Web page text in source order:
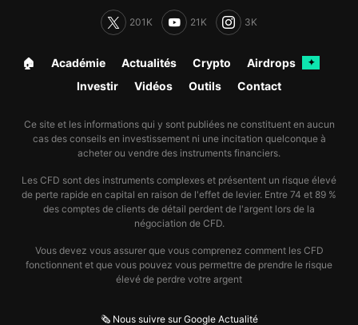
201K 21K 3K
🏠︎ Académie Actualités Crypto Airdrops ✦
Investir Vidéos Outils Contact
Ce site et les informations qui y sont publiées ne constituent en aucun
cas des conseils en investissement ni une incitation quelconque à
acheter ou vendre des instruments financiers.
Les CFD sont des instruments complexes et présentent un risque élevé
de perte rapide en capital en raison de l'effet de levier. Entre 74 et 89 %
des comptes de clients de détail perdent de l'argent lors de la
négociation de CFD.
Vous devez vous assurer que vous comprenez comment les CFD
fonctionnent et que vous pouvez vous permettre de prendre le risque
élevé de perdre votre argent
🗞️ Nous suivre sur Google Actualité